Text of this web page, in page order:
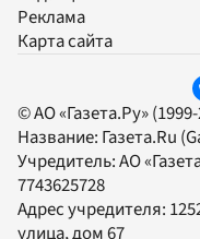
Реклама
Карта сайта
© АО «Газета.Ру»
Название: Газета.Ru
Учредитель:АО
7743625728
Адрес учредителя:
улица, дом 67